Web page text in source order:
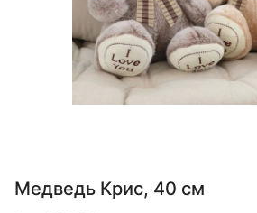
Медведь Крис, 40 см